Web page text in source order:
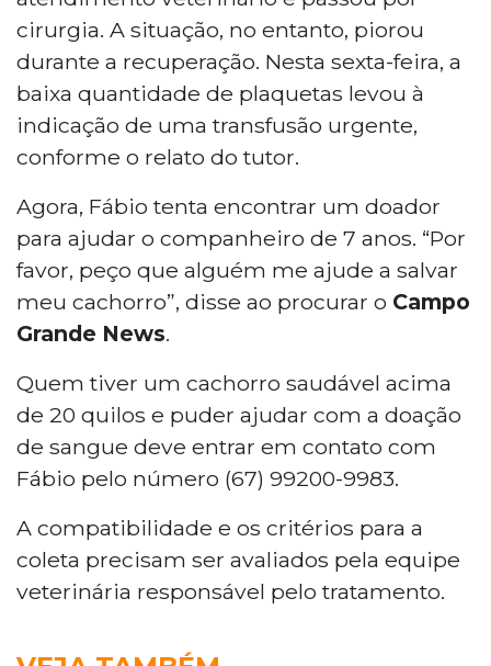
cirurgia. A situação, no entanto, piorou
durante a recuperação. Nesta sexta-feira, a
baixa quantidade de plaquetas levou à
indicação de uma transfusão urgente,
conforme o relato do tutor.
Agora, Fábio tenta encontrar um doador
para ajudar o companheiro de 7 anos. “Por
favor, peço que alguém me ajude a salvar
meu cachorro”, disse ao procurar o Campo
Grande News.
Quem tiver um cachorro saudável acima
de 20 quilos e puder ajudar com a doação
de sangue deve entrar em contato com
Fábio pelo número (67) 99200-9983.
A compatibilidade e os critérios para a
coleta precisam ser avaliados pela equipe
veterinária responsável pelo tratamento.